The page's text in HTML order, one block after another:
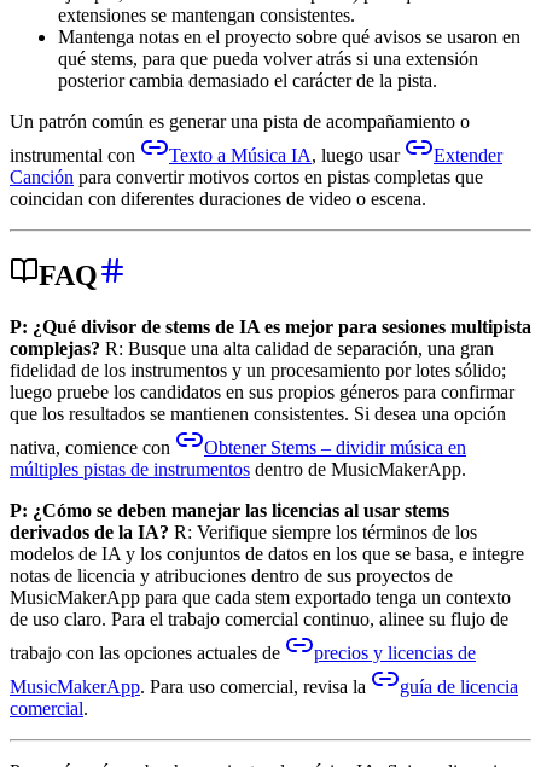
extensiones se mantengan consistentes.
Mantenga notas en el proyecto sobre qué avisos se usaron en
qué stems, para que pueda volver atrás si una extensión
posterior cambia demasiado el carácter de la pista.
Un patrón común es generar una pista de acompañamiento o
instrumental con
Texto a Música IA, luego usar
Extender
Canción para convertir motivos cortos en pistas completas que
coincidan con diferentes duraciones de video o escena.
FAQ
P: ¿Qué divisor de stems de IA es mejor para sesiones multipista
complejas? R: Busque una alta calidad de separación, una gran
fidelidad de los instrumentos y un procesamiento por lotes sólido;
luego pruebe los candidatos en sus propios géneros para confirmar
que los resultados se mantienen consistentes. Si desea una opción
nativa, comience con
Obtener Stems – dividir música en
múltiples pistas de instrumentos dentro de MusicMakerApp.
P: ¿Cómo se deben manejar las licencias al usar stems
derivados de la IA? R: Verifique siempre los términos de los
modelos de IA y los conjuntos de datos en los que se basa, e integre
notas de licencia y atribuciones dentro de sus proyectos de
MusicMakerApp para que cada stem exportado tenga un contexto
de uso claro. Para el trabajo comercial continuo, alinee su flujo de
trabajo con las opciones actuales de
precios y licencias de
MusicMakerApp. Para uso comercial, revisa la
guía de licencia
comercial.